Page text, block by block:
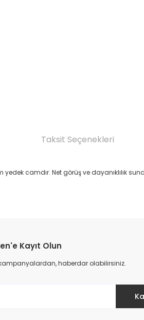
Taksit Seçenekleri
camdır. Net görüş ve dayanıklılık
Kayıt Olun
haberdar olabilirsiniz.